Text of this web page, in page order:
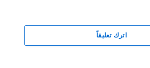
اترك تعليقاً